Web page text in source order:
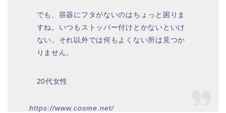
でも、容器にフタがないのはちょっと困りま
すね。いつもストッパー付けとかないといけ
ない。それ以外では何もよくない所は見つか
りません。
20代女性
https://www.cosme.net/